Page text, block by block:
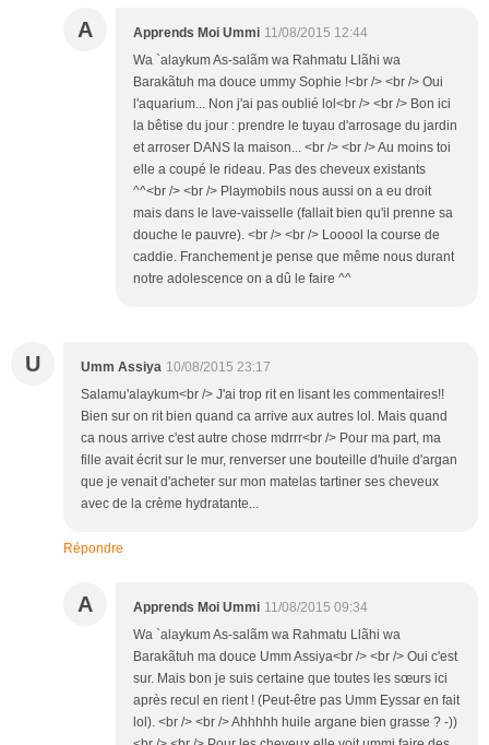
A Apprends Moi Ummi 11/08/2015 12:44
Wa `alaykum As-salãm wa Rahmatu Llãhi wa
Barakãtuh ma douce ummy Sophie !<br /> <br /> Oui
l'aquarium... Non j'ai pas oublié lol<br /> <br /> Bon ici
la bêtise du jour : prendre le tuyau d'arrosage du jardin
et arroser DANS la maison... <br /> <br /> Au moins toi
elle a coupé le rideau. Pas des cheveux existants
^^<br /> <br /> Playmobils nous aussi on a eu droit
mais dans le lave-vaisselle (fallait bien qu'il prenne sa
douche le pauvre). <br /> <br /> Looool la course de
caddie. Franchement je pense que même nous durant
notre adolescence on a dû le faire ^^
U Umm Assiya 10/08/2015 23:17
Salamu'alaykum<br /> J'ai trop rit en lisant les commentaires!!
Bien sur on rit bien quand ca arrive aux autres lol. Mais quand
ca nous arrive c'est autre chose mdrrr<br /> Pour ma part, ma
fille avait écrit sur le mur, renverser une bouteille d'huile d'argan
que je venait d'acheter sur mon matelas tartiner ses cheveux
avec de la crème hydratante...
Répondre
A Apprends Moi Ummi 11/08/2015 09:34
Wa `alaykum As-salãm wa Rahmatu Llãhi wa
Barakãtuh ma douce Umm Assiya<br /> <br /> Oui c'est
sur. Mais bon je suis certaine que toutes les sœurs ici
après recul en rient ! (Peut-être pas Umm Eyssar en fait
lol). <br /> <br /> Ahhhhh huile argane bien grasse ? -))